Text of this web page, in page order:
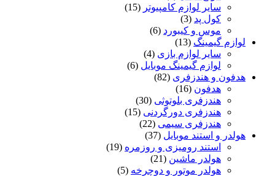
سایر لوازم کامپیوتر (15)
کول پد (3)
موس و کیبورد (6)
لوازم گیمینگ (13)
سایر لوازم بازی (4)
لوازم گیمینگ موبایل (6)
هدفون و هندزفری (82)
هدفون (16)
هندزفری بلوتوثی (30)
هندزفری دورگردنی (15)
هندزفری سیمی (22)
هولدر و استند موبایل (37)
استند رومیزی و روزمره (19)
هولدر ماشین (21)
هولدر موتور و دوچرخه (5)